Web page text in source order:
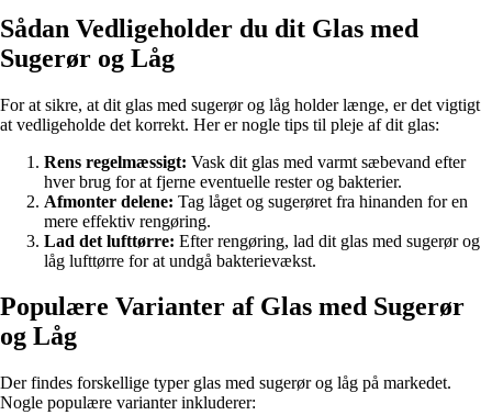
Sådan Vedligeholder du dit Glas med
Sugerør og Låg
For at sikre, at dit glas med sugerør og låg holder længe, er det vigtigt
at vedligeholde det korrekt. Her er nogle tips til pleje af dit glas:
Rens regelmæssigt: Vask dit glas med varmt sæbevand efter
hver brug for at fjerne eventuelle rester og bakterier.
Afmonter delene: Tag låget og sugerøret fra hinanden for en
mere effektiv rengøring.
Lad det lufttørre: Efter rengøring, lad dit glas med sugerør og
låg lufttørre for at undgå bakterievækst.
Populære Varianter af Glas med Sugerør
og Låg
Der findes forskellige typer glas med sugerør og låg på markedet.
Nogle populære varianter inkluderer: